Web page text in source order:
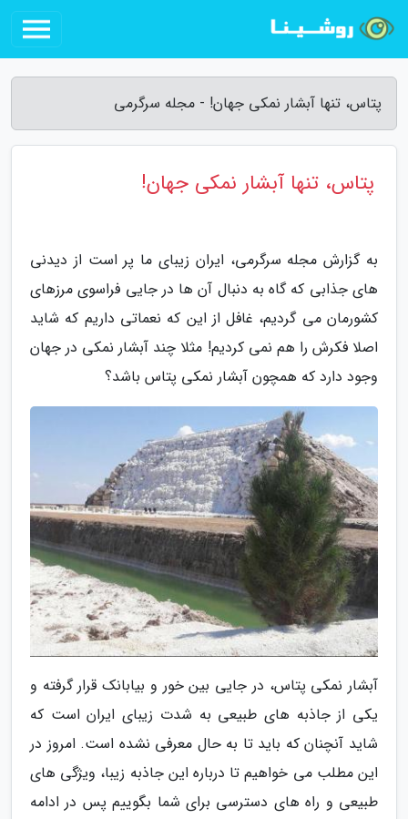
پتاس، تنها آبشار نمکی جهان! - مجله سرگرمی
پتاس، تنها آبشار نمکی جهان!
به گزارش مجله سرگرمی، ایران زیبای ما پر است از دیدنی
های جذابی که گاه به دنبال آن ها در جایی فراسوی مرزهای
کشورمان می گردیم، غافل از این که نعماتی داریم که شاید
اصلا فکرش را هم نمی کردیم! مثلا چند آبشار نمکی در جهان
وجود دارد که همچون آبشار نمکی پتاس باشد؟
آبشار نمکی پتاس، در جایی بین خور و بیابانک قرار گرفته و
یکی از جاذبه های طبیعی به شدت زیبای ایران است که
شاید آنچنان که باید تا به حال معرفی نشده است. امروز در
این مطلب می خواهیم تا درباره این جاذبه زیبا، ویژگی های
طبیعی و راه های دسترسی برای شما بگوییم پس در ادامه